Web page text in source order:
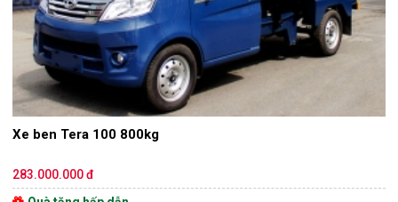
Xe ben Tera 100 800kg
283.000.000 đ